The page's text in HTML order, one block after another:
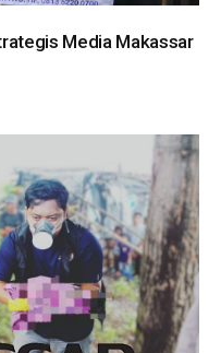
Media Makassar